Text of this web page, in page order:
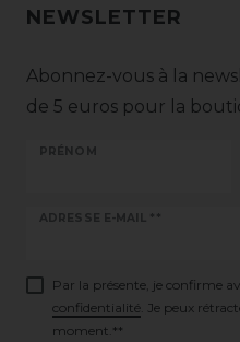
NEWSLETTER
Abonnez-vous à la
de 5 euros pour la
PRÉNOM
ADRESSE E-MAIL **
Par la présente, je confirme
confidentialité . Je peux
moment.**